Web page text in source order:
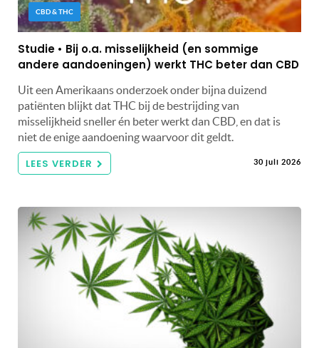
CBD & THC
Studie • Bij o.a. misselijkheid (en sommige
andere aandoeningen) werkt THC beter dan CBD
Uit een Amerikaans onderzoek onder bijna duizend
patiënten blijkt dat THC bij de bestrijding van
misselijkheid sneller én beter werkt dan CBD, en dat is
niet de enige aandoening waarvoor dit geldt.
LEES VERDER 30 juli 2026